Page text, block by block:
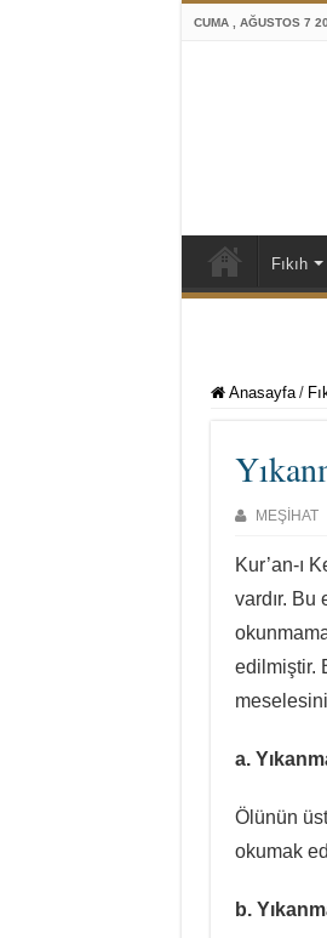
CUMA , AĞUSTOS 7
Fıkıh
Anasayfa /
MEŞİHAT
Kur’an-ı
vardır. Bu
edilmiştir.
a.
Ölünün
okumak
b.